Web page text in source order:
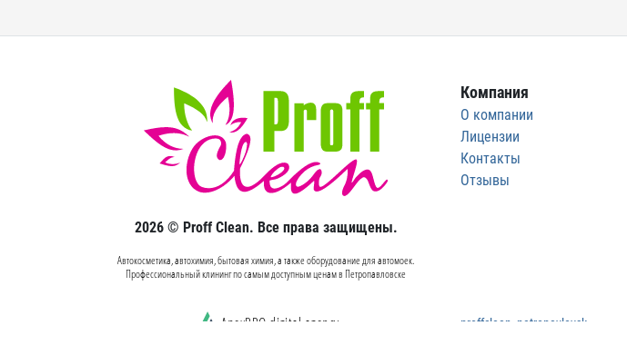
2026 © Proff Clean. Все права защищены.
Автокосметика, автохимия, бытовая химия, а также оборудование для автомоек.
Профессиональный клининг по самым доступным ценам в Петропавловске
ApexPRO digital agency
Компания
О компании
Лицензии
Контакты
Отзывы
proffclean_petropavlovsk